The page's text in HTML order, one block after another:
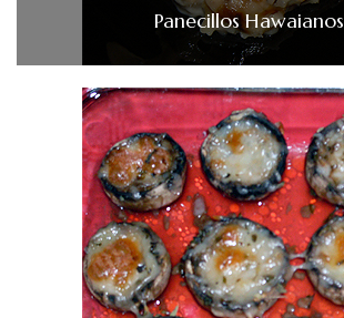
Panecillos Hawaianos